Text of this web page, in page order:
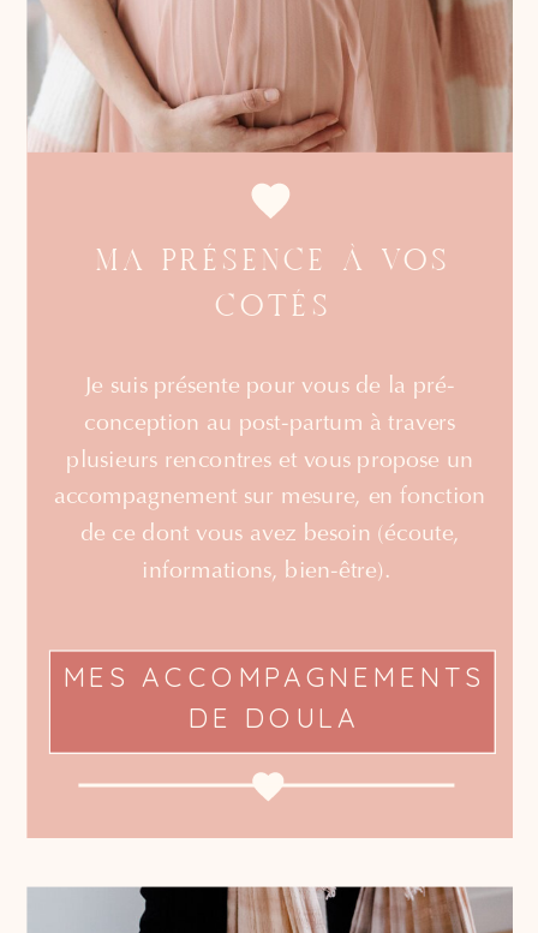
Je suis présente pour vous de la pré-
conception au post-partum à travers
plusieurs rencontres et vous propose un
accompagnement sur mesure, en fonction
de ce dont vous avez besoin (écoute,
informations, bien-être).
MA PRÉSENCE À VOS
COTÉS
MES ACCOMPAGNEMENTS
DE DOULA